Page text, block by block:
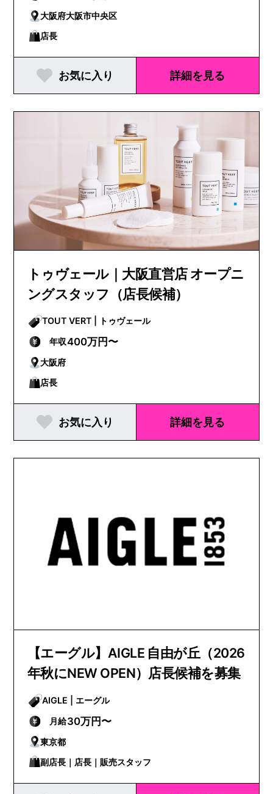
大阪府大阪市中央区
店長
お気に入り 詳細を見る
トゥヴェール｜大阪直営店 オープニ
ングスタッフ（店長候補）
TOUT VERT | トゥヴェール
年収400万円〜
大阪府
店長
お気に入り 詳細を見る
【エーグル】AIGLE 自由が丘（2026
年秋にNEW OPEN）店長候補を募集
AIGLE | エーグル
月給30万円〜
東京都
副店長｜店長｜販売スタッフ